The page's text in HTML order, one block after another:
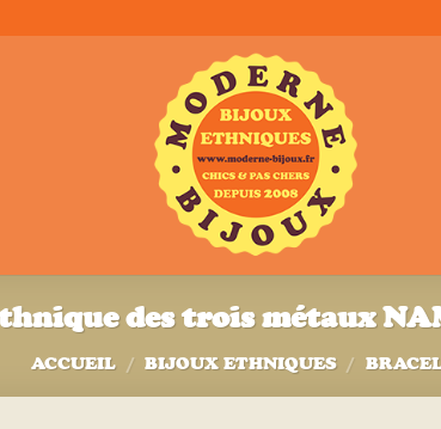
des trois métaux
ACCUEIL / BIJOUX ETHNIQUES /